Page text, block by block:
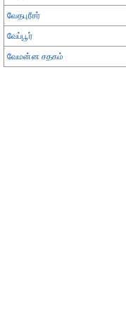
வேதபுரீசர்
வேப்பூர்
வேமன்ன சதகம்